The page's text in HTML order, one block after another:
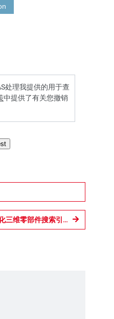
处理我提供的用于查
中提供了有关您撤销
3Dfindit - 多功能可视化三维零部件搜索引擎